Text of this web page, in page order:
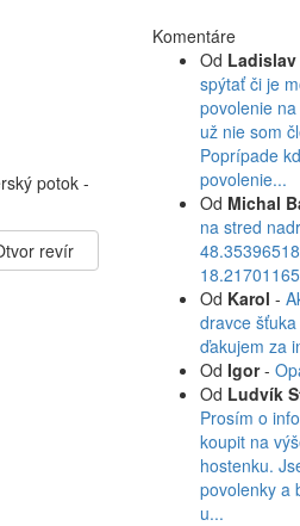
potok -
revír
Komentáre
Od Ladislav
spýtať či je
povolenie
už nie som
Poprípade
povolenie...
Od Michal
na stred
Od Karol -
dravce
ďakujem za
Od Igor-
Od Ludvík
Prosím o
koupit na
hostenku.
povolenky a
u...